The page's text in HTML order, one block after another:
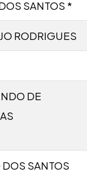
SANTOS *
RODRIGUES
DE
SANTOS